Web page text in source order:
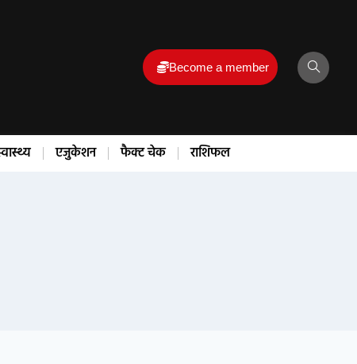
Become a member
एजुकेशन फैक्ट चेक राशिफल